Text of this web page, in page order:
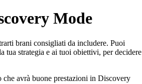
Mode
brani consigliati da includere. Puoi
tua strategia e ai tuoi obiettivi, per decidere
avrà buone prestazioni in Discovery